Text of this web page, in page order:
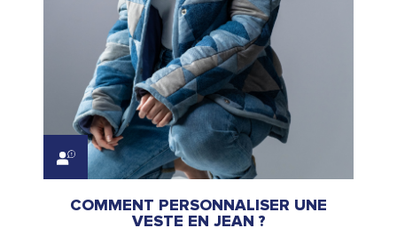
COMMENT PERSONNALISER UNE
VESTE EN JEAN ?